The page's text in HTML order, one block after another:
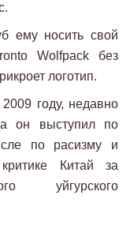
ему носить свой
Wolfpack без
логотип.
году, недавно
он выступил по
по расизму и
Китай за
уйгурского